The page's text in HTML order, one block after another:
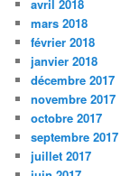
avril 2018
mars 2018
février 2018
janvier 2018
décembre 2017
novembre 2017
octobre 2017
septembre 2017
juillet 2017